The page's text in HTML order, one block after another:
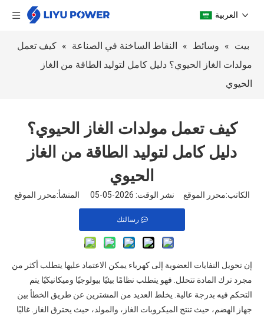
العربية
بيت » وسائط » النقاط الساخنة في الصناعة » كيف تعمل
مولدات الغاز الحيوي؟ دليل كامل لتوليد الطاقة من الغاز
الحيوي
كيف تعمل مولدات الغاز الحيوي؟
دليل كامل لتوليد الطاقة من الغاز
الحيوي
الكاتب:محرر الموقع نشر الوقت: 2026-05-05 المنشأ: محرر الموقع
رسالتك
إن تحويل النفايات العضوية إلى كهرباء يمكن الاعتماد عليها يتطلب أكثر من
مجرد ترك المادة تتحلل. فهو يتطلب نظامًا بيئيًا بيولوجيًا وميكانيكيًا يتم
التحكم فيه بدرجة عالية. يخلط العديد من المشترين عن طريق الخطأ بين
جهاز الهضم، حيث تنتج الميكروبات الغاز، والمولد، حيث يحترق الغاز. غالبًا